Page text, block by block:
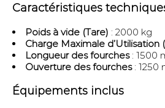
Caractéristiques
Poids à vide (Tare) : 2000 kg
Charge Maximale d’Utilisation
Longueur des fourches: 1500
Ouverture des fourches: 1250
Équipements inclus